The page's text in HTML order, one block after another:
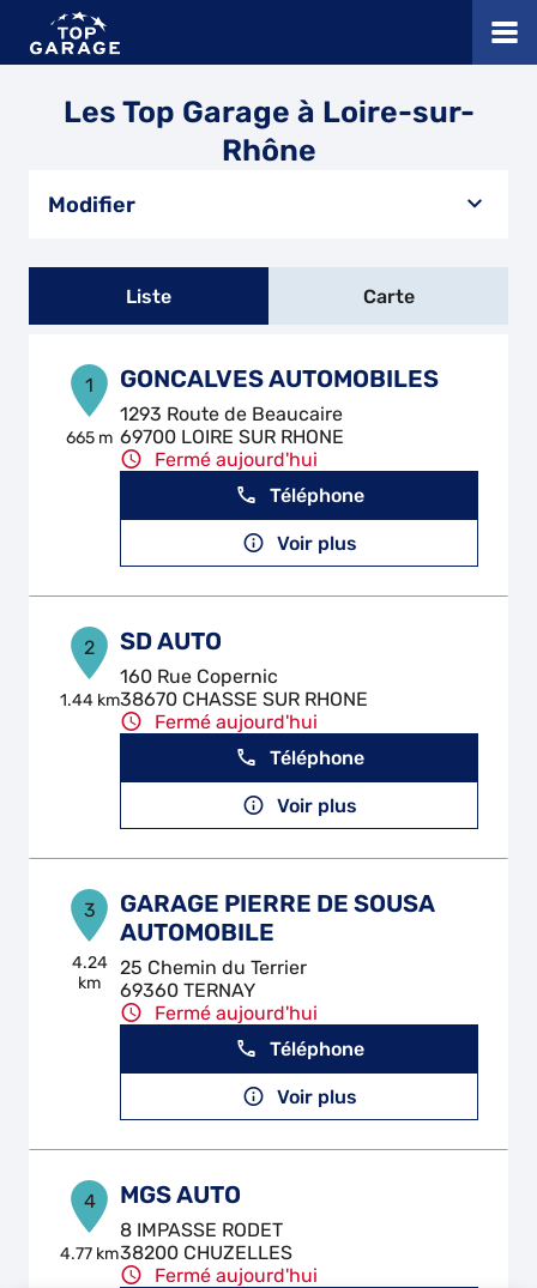
Les Top Garage à Loire-sur-
Rhône
Modifier
Liste Carte
1
665 m
GONCALVES AUTOMOBILES
1293 Route de Beaucaire
69700 LOIRE SUR RHONE
Fermé aujourd'hui
Téléphone
Voir plus
2
1.44 km
SD AUTO
160 Rue Copernic
38670 CHASSE SUR RHONE
Fermé aujourd'hui
Téléphone
Voir plus
3
4.24
km
GARAGE PIERRE DE SOUSA
AUTOMOBILE
25 Chemin du Terrier
69360 TERNAY
Fermé aujourd'hui
Téléphone
Voir plus
4
4.77 km
MGS AUTO
8 IMPASSE RODET
38200 CHUZELLES
Fermé aujourd'hui